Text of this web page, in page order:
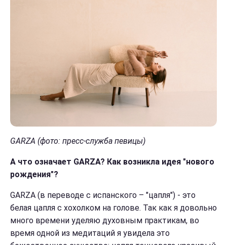
GARZA (фото: пресс-служба певицы)
А что означает GARZA? Как возникла идея "нового
рождения"?
GARZA (в переводе с испанского – "цапля") - это
белая цапля с хохолком на голове. Так как я довольно
много времени уделяю духовным практикам, во
время одной из медитаций я увидела это